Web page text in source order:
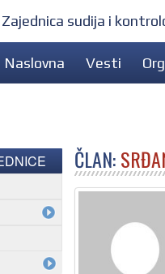
Zajednica sudija i
Naslovna Vesti
ČLAN: